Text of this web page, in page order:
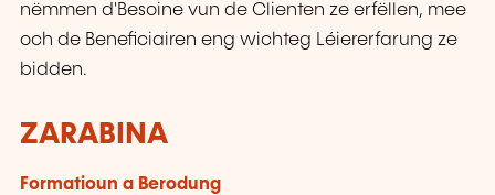
nëmmen d'Besoine vun de Clienten ze erfëllen, mee
och de Beneficiairen eng wichteg Léiererfarung ze
bidden.
ZARABINA
Formatioun a Berodung